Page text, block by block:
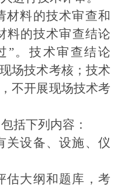
材料的技术审查和
料的技术审查结论
”。技术审查结论
场技术考核；技术
不开展现场技术考
括下列内容：
关设备、设施、仪
估大纲和题库，考